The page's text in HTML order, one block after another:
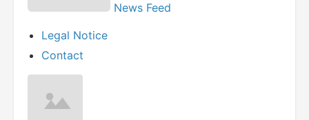
News Feed
Legal Notice
Contact